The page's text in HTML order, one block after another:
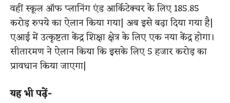
वहीं स्कूल ऑफ प्लानिंग एंड आर्किटेक्चर के लिए 185.85
करोड़ रुपये का ऐलान किया गया| अब इसे बढ़ा दिया गया है|
एआई में उत्कृष्टता केंद्र शिक्षा क्षेत्र के लिए एक नया केंद्र होगा।
सीतारमण ने ऐलान किया कि इसके लिए 5 हजार करोड़ का
प्रावधान किया जाएगा|
यह भी पढ़ें-